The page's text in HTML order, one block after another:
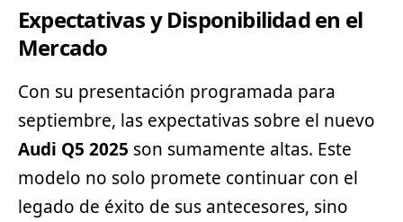
Expectativas y Disponibilidad en el
Mercado
Con su presentación programada para
septiembre, las expectativas sobre el nuevo
Audi Q5 2025 son sumamente altas. Este
modelo no solo promete continuar con el
legado de éxito de sus antecesores, sino